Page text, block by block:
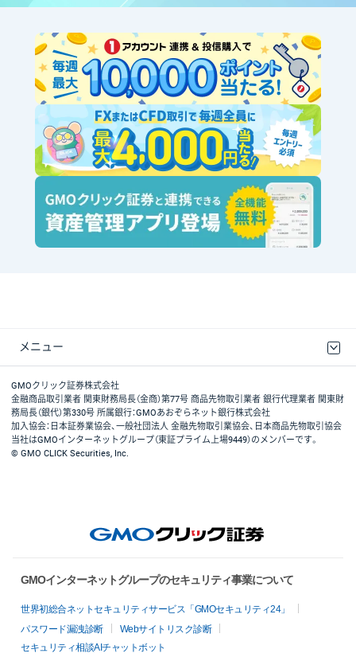
メニュー
取引規程・約款
最良執行方針
ディスクレイマー
リスク説明
GMOクリック証券ホームページ
GMOクリック証券株式会社
金融商品取引業者 関東財務局長（金商）第77号 商品先物取引業者 銀行代理業者 関東財
務局長（銀代）第330号 所属銀行：GMOあおぞらネット銀行株式会社
加入協会：日本証券業協会、一般社団法人 金融先物取引業協会、日本商品先物取引協会
当社はGMOインターネットグループ（東証プライム上場9449）のメンバーです。
© GMO CLICK Securities, Inc.
GMOインターネットグループのセキュリティ事業について
世界初総合ネットセキュリティサービス「GMOセキュリティ24」
パスワード漏洩診断
Webサイトリスク診断
セキュリティ相談AIチャットボット